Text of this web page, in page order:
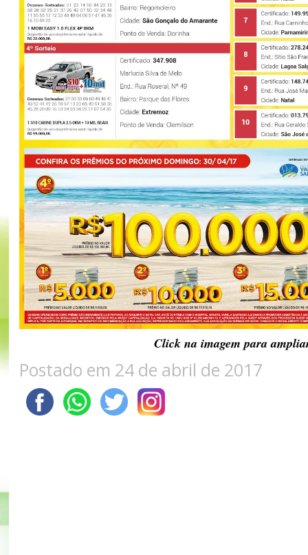
Click na imagem para
Postado em 24 de abril de 2017